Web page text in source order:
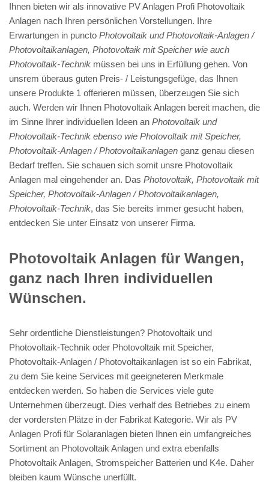
Ihnen bieten wir als innovative PV Anlagen Profi Photovoltaik
Anlagen nach Ihren persönlichen Vorstellungen. Ihre
Erwartungen in puncto Photovoltaik und Photovoltaik-Anlagen /
Photovoltaikanlagen, Photovoltaik mit Speicher wie auch
Photovoltaik-Technik müssen bei uns in Erfüllung gehen. Von
unsrem überaus guten Preis- / Leistungsgefüge, das Ihnen
unsere Produkte 1 offerieren müssen, überzeugen Sie sich
auch. Werden wir Ihnen Photovoltaik Anlagen bereit machen, die
im Sinne Ihrer individuellen Ideen an Photovoltaik und
Photovoltaik-Technik ebenso wie Photovoltaik mit Speicher,
Photovoltaik-Anlagen / Photovoltaikanlagen ganz genau diesen
Bedarf treffen. Sie schauen sich somit unsre Photovoltaik
Anlagen mal eingehender an. Das Photovoltaik, Photovoltaik mit
Speicher, Photovoltaik-Anlagen / Photovoltaikanlagen,
Photovoltaik-Technik, das Sie bereits immer gesucht haben,
entdecken Sie unter Einsatz von unserer Firma.
Photovoltaik Anlagen für Wangen,
ganz nach Ihren individuellen
Wünschen.
Sehr ordentliche Dienstleistungen? Photovoltaik und
Photovoltaik-Technik oder Photovoltaik mit Speicher,
Photovoltaik-Anlagen / Photovoltaikanlagen ist so ein Fabrikat,
zu dem Sie keine Services mit geeigneteren Merkmale
entdecken werden. So haben die Services viele gute
Unternehmen überzeugt. Dies verhalf des Betriebes zu einem
der vordersten Plätze in der Fabrikat Kategorie. Wir als PV
Anlagen Profi für Solaranlagen bieten Ihnen ein umfangreiches
Sortiment an Photovoltaik Anlagen und extra ebenfalls
Photovoltaik Anlagen, Stromspeicher Batterien und K4e. Daher
bleiben kaum Wünsche unerfüllt.